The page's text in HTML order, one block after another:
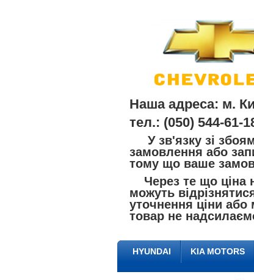
Наша адреса: м.
тел.: (050) 544-61-
У зв'язку зі
замовлення або
тому що ваше
Через те що ціна
можуть
уточнення ціни
товар не
HYUNDAI KIA MOTORS